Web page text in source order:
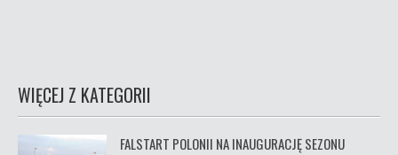
WIĘCEJ Z KATEGORII
FALSTART POLONII NA INAUGURACJĘ SEZONU